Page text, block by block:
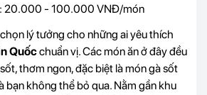
: 20.000 - 100.000 VNĐ/món
lý tưởng cho những ai yêu thích
Quốcchuẩn vị. Các món ăn ở đây đều
thơm ngon, đặc biệt là món gà sốt
bạn không thể bỏ qua. Nằm gần khu